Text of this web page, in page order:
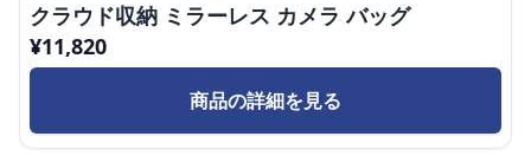
クラウド収納 ミラーレス カメラ バッグ
¥11,820
商品の詳細を見る